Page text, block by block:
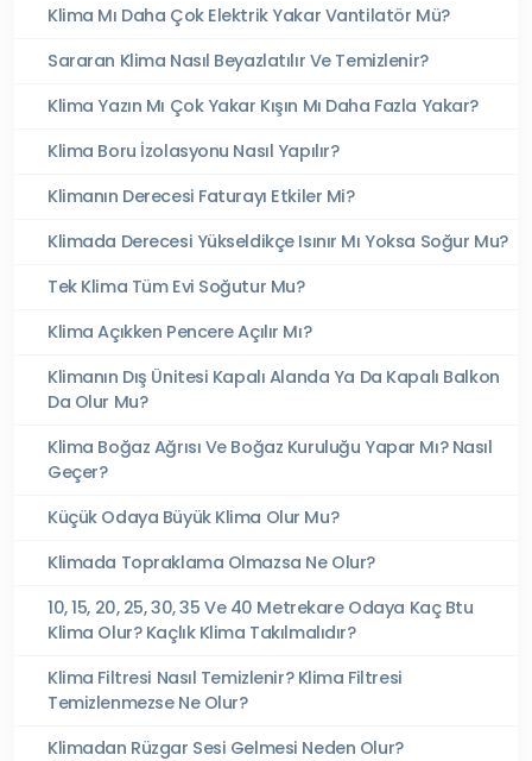
Klima Mı Daha Çok Elektrik Yakar Vantilatör Mü?
Sararan Klima Nasıl Beyazlatılır Ve Temizlenir?
Klima Yazın Mı Çok Yakar Kışın Mı Daha Fazla Yakar?
Klima Boru İzolasyonu Nasıl Yapılır?
Klimanın Derecesi Faturayı Etkiler Mi?
Klimada Derecesi Yükseldikçe Isınır Mı Yoksa Soğur Mu?
Tek Klima Tüm Evi Soğutur Mu?
Klima Açıkken Pencere Açılır Mı?
Klimanın Dış Ünitesi Kapalı Alanda Ya Da Kapalı Balkon
Da Olur Mu?
Klima Boğaz Ağrısı Ve Boğaz Kuruluğu Yapar Mı? Nasıl
Geçer?
Küçük Odaya Büyük Klima Olur Mu?
Klimada Topraklama Olmazsa Ne Olur?
10, 15, 20, 25, 30, 35 Ve 40 Metrekare Odaya Kaç Btu
Klima Olur? Kaçlık Klima Takılmalıdır?
Klima Filtresi Nasıl Temizlenir? Klima Filtresi
Temizlenmezse Ne Olur?
Klimadan Rüzgar Sesi Gelmesi Neden Olur?